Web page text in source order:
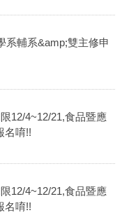
系輔系&amp;雙主修申
12/4~12/21,食品暨應
名唷!!
12/4~12/21,食品暨應
名唷!!